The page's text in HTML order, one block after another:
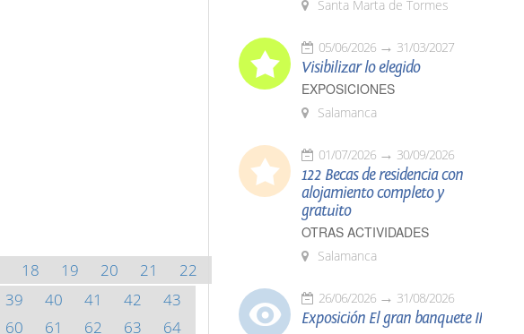
18 19 20 21
22
39 40 41 42
43
60 61 62 63
64
Santa Marta de Tormes
05/06/2026 31/03/2027
Visibilizar lo elegido
EXPOSICIONES
Salamanca
01/07/2026 30/09/2026
122 Becas de residencia con
alojamiento completo y
gratuito
OTRAS ACTIVIDADES
Salamanca
26/06/2026 31/08/2026
Exposición El gran banquete II